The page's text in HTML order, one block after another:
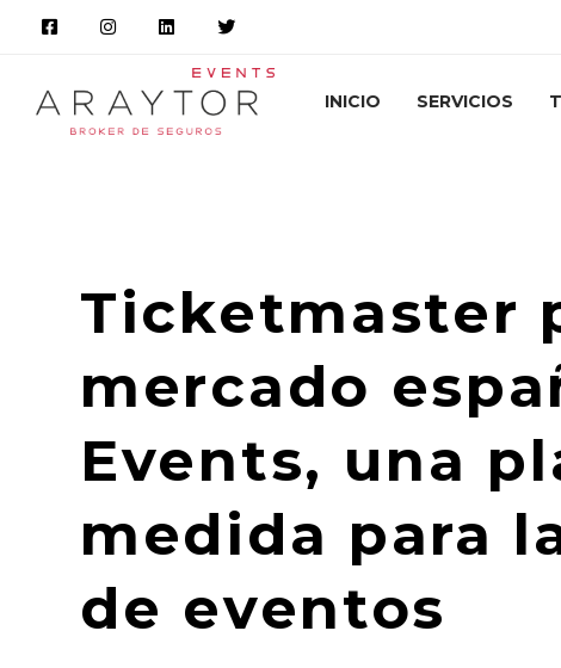
INICIO SERVICIOS
Ticketmaster
mercado
Events, una
medida para
de eventos